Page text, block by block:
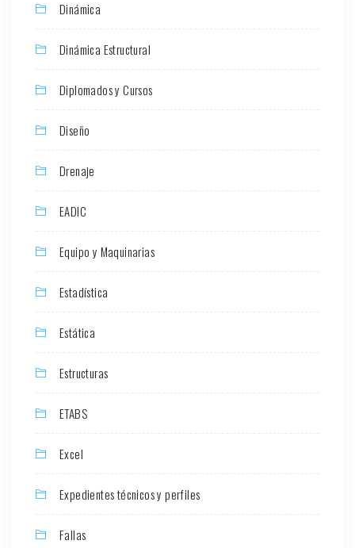
Dinámica
Dinámica Estructural
Diplomados y Cursos
Diseño
Drenaje
EADIC
Equipo y Maquinarias
Estadística
Estática
Estructuras
ETABS
Excel
Expedientes técnicos y perfiles
Fallas